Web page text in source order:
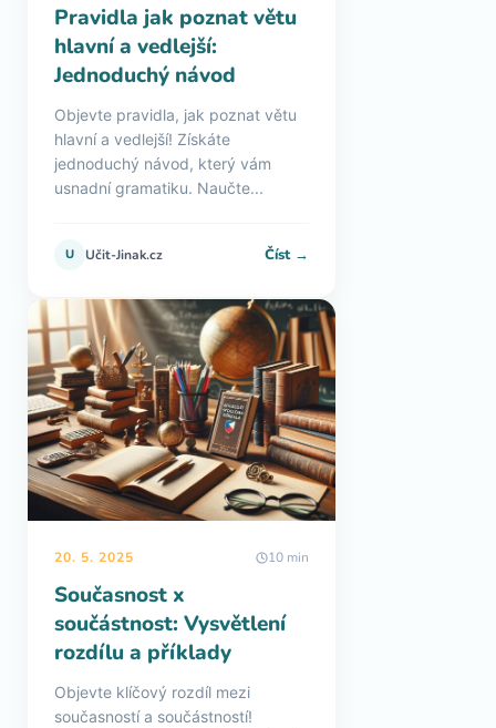
Pravidla jak poznat větu
hlavní a vedlejší:
Jednoduchý návod
Objevte pravidla, jak poznat větu
hlavní a vedlejší! Získáte
jednoduchý návod, který vám
usnadní gramatiku. Naučte...
U Učit-Jinak.cz Číst →
20. 5. 2025 10 min
Současnost x
součástnost: Vysvětlení
rozdílu a příklady
Objevte klíčový rozdíl mezi
současností a součástností!